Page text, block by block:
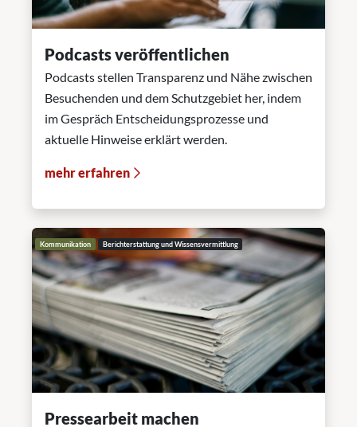
Podcasts veröffentlichen
Podcasts stellen Transparenz und Nähe zwischen
Besuchenden und dem Schutzgebiet her, indem
im Gespräch Entscheidungsprozesse und
aktuelle Hinweise erklärt werden.
mehr erfahren
Kommunikation Berichterstattung und Wissensvermittlung
Pressearbeit machen